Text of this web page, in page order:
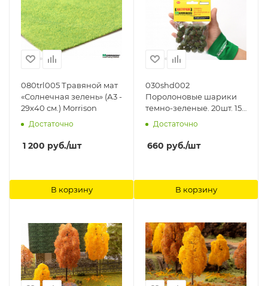
080trl005 Травяной мат
«Солнечная зелень» (А3 -
29х40 см.) Morrison
Достаточно
1 200 руб./шт
В корзину
030shd002
Поролоновые шарики
темно-зеленые. 20шт. 15-
20мм. Morrison
Достаточно
660 руб./шт
В корзину